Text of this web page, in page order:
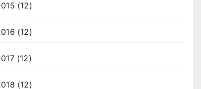
(12)
(12)
(12)
(12)